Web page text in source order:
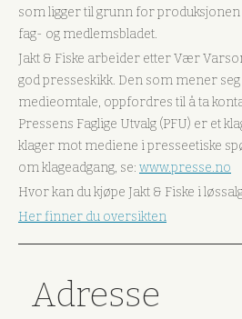
som ligger til grunn for
fag- og medlemsbladet.
Jakt & Fiske arbeider etter Vær
god presseskikk. Den som mener
medieomtale, oppfordres til å ta
Pressens Faglige Utvalg (PFU) er et
klager mot mediene i presseetiske
om klageadgang, se: www.presse.no
Hvor kan du kjøpe Jakt & Fiske i
Her finner du oversikten
Adresse